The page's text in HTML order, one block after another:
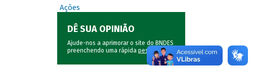
Ações
DÊ SUA OPINIÃO
Ajude-nos a aprimorar o site do BNDES
preenchendo uma rápida pesquisa.